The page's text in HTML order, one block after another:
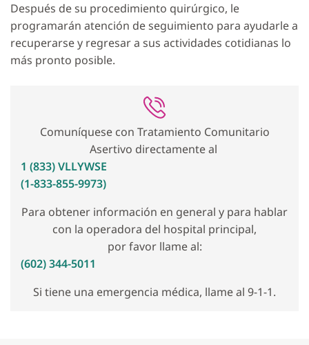
Después de su procedimiento quirúrgico, le
programarán atención de seguimiento para ayudarle a
recuperarse y regresar a sus actividades cotidianas lo
más pronto posible.
Comuníquese con Tratamiento Comunitario
Asertivo directamente al
1 (833) VLLYWSE
(1-833-855-9973)
Para obtener información en general y para hablar
con la operadora del hospital principal,
por favor llame al:
(602) 344-5011
Si tiene una emergencia médica, llame al 9-1-1.